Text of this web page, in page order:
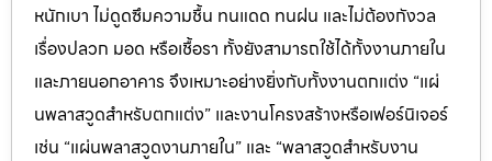
หนักเบา ไม่ดูดซึมความชื้น ทนแดด ทนฝน และไม่ต้องกังวล
เรื่องปลวก มอด หรือเชื้อรา ทั้งยังสามารถใช้ได้ทั้งงานภายใน
และภายนอกอาคาร จึงเหมาะอย่างยิ่งกับทั้งงานตกแต่ง “แผ่
นพลาสวูดสำหรับตกแต่ง” และงานโครงสร้างหรือเฟอร์นิเจอร์
เช่น “แผ่นพลาสวูดงานภายใน” และ “พลาสวูดสำหรับงาน